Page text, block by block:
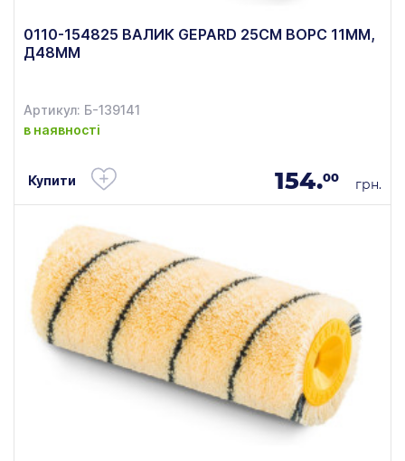
0110-154825 ВАЛИК GEPARD 25СМ ВОРС 11ММ,
Д48ММ
Артикул: Б-139141
в наявності
Купити 154.00 грн.